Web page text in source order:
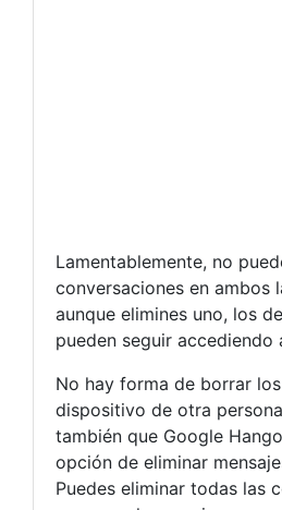
Lamentablemente, no
conversaciones en ambos
aunque elimines uno, los
pueden seguir accediendo
No hay forma de borrar
dispositivo de otra
también que Google
opción de eliminar
Puedes eliminar todas las